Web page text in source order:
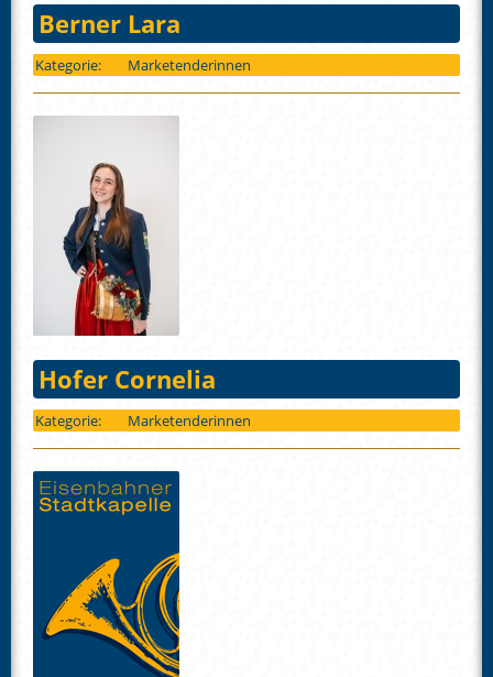
Berner Lara
Kategorie: Marketenderinnen
Hofer Cornelia
Kategorie: Marketenderinnen